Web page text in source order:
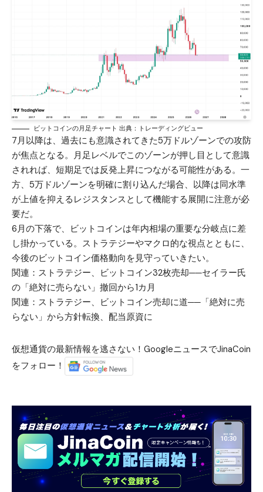
ビットコインの月足チャート 出典：トレーディングビュー
7月以降は、過去にも意識されてきた5万ドルゾーンでの攻防
が焦点となる。月足レベルでこのゾーンが押し目として意識
されれば、短期足では反発上昇につながる可能性がある。一
方、5万ドルゾーンを明確に割り込んだ場合、以降は同水準
が上値を抑えるレジスタンスとして機能する展開に注意が必
要だ。
6月の下落で、ビットコインは年内相場の重要な分岐点に差
し掛かっている。ストラテジーやマクロ的な視点とともに、
今後のビットコイン価格動向を見守っていきたい。
関連： ストラテジー、ビットコイン32枚売却──セイラー氏
の「絶対に売らない」撤回から1カ月
関連： ストラテジー、ビットコイン売却に道──「絶対に売
らない」から方針転換、配当原資に
仮想通貨の最新情報を逃さない！GoogleニュースでJinaCoin
をフォロー！